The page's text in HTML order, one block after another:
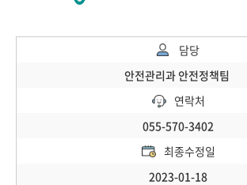
담당
안전관리과 안전정책팀
연락처
055-570-3402
최종수정일
2023-01-18